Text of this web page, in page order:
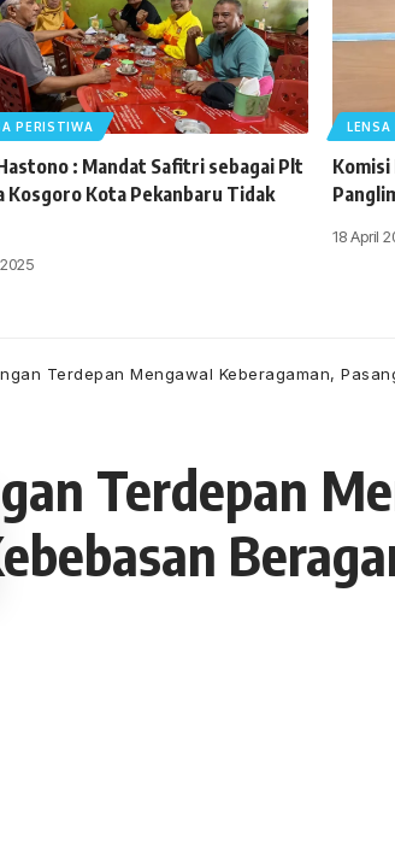
PERISTIWA
: Mandat Safitri sebagai Plt
Kosgoro Kota Pekanbaru Tidak
LENSA
Komisi
18 April
Terdepan Mengawal Keberagaman,
Terdepan